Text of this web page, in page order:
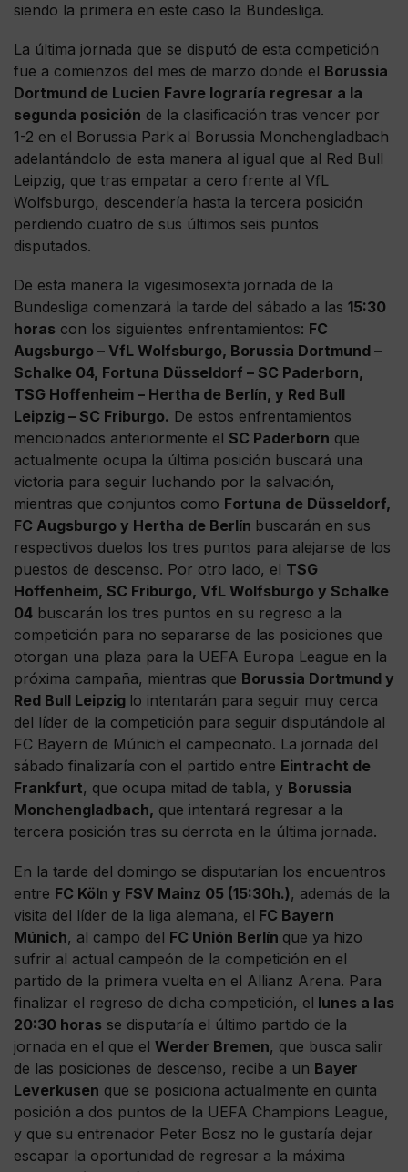
siendo la primera en este caso la Bundesliga.
La última jornada que se disputó de esta competición
fue a comienzos del mes de marzo donde el Borussia
Dortmund de Lucien Favre lograría regresar a la
segunda posición de la clasificación tras vencer por
1-2 en el Borussia Park al Borussia Monchengladbach
adelantándolo de esta manera al igual que al Red Bull
Leipzig, que tras empatar a cero frente al VfL
Wolfsburgo, descendería hasta la tercera posición
perdiendo cuatro de sus últimos seis puntos
disputados.
De esta manera la vigesimosexta jornada de la
Bundesliga comenzará la tarde del sábado a las 15:30
horas con los siguientes enfrentamientos: FC
Augsburgo – VfL Wolfsburgo, Borussia Dortmund –
Schalke 04, Fortuna Düsseldorf – SC Paderborn,
TSG Hoffenheim – Hertha de Berlín, y Red Bull
Leipzig – SC Friburgo. De estos enfrentamientos
mencionados anteriormente el SC Paderborn que
actualmente ocupa la última posición buscará una
victoria para seguir luchando por la salvación,
mientras que conjuntos como Fortuna de Düsseldorf,
FC Augsburgo y Hertha de Berlín buscarán en sus
respectivos duelos los tres puntos para alejarse de los
puestos de descenso. Por otro lado, el TSG
Hoffenheim, SC Friburgo, VfL Wolfsburgo y Schalke
04 buscarán los tres puntos en su regreso a la
competición para no separarse de las posiciones que
otorgan una plaza para la UEFA Europa League en la
próxima campaña, mientras que Borussia Dortmund y
Red Bull Leipzig lo intentarán para seguir muy cerca
del líder de la competición para seguir disputándole al
FC Bayern de Múnich el campeonato. La jornada del
sábado finalizaría con el partido entre Eintracht de
Frankfurt, que ocupa mitad de tabla, y Borussia
Monchengladbach, que intentará regresar a la
tercera posición tras su derrota en la última jornada.
En la tarde del domingo se disputarían los encuentros
entre FC Köln y FSV Mainz 05 (15:30h.), además de la
visita del líder de la liga alemana, el FC Bayern
Múnich, al campo del FC Unión Berlín que ya hizo
sufrir al actual campeón de la competición en el
partido de la primera vuelta en el Allianz Arena. Para
finalizar el regreso de dicha competición, el lunes a las
20:30 horas se disputaría el último partido de la
jornada en el que el Werder Bremen, que busca salir
de las posiciones de descenso, recibe a un Bayer
Leverkusen que se posiciona actualmente en quinta
posición a dos puntos de la UEFA Champions League,
y que su entrenador Peter Bosz no le gustaría dejar
escapar la oportunidad de regresar a la máxima